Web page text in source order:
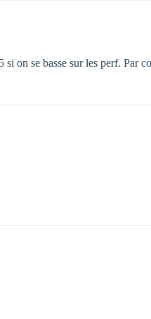
on se basse sur les perf. Par